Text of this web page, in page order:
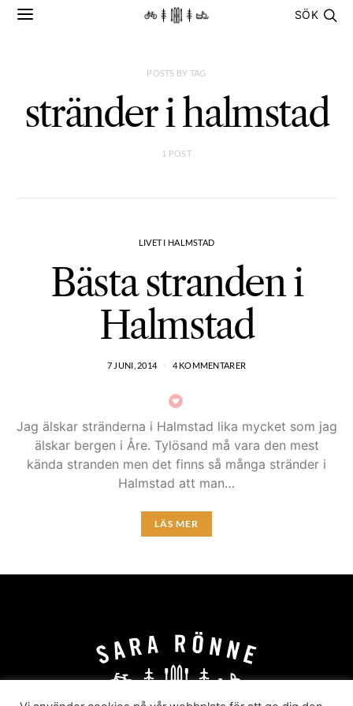
SÖK
POSTS BY TAG
stränder i halmstad
1 POST
LIVET I HALMSTAD
Bästa stranden i
Halmstad
7 JUNI, 2014 4 KOMMENTARER
Jag älskar stränderna i Halmstad lika mycket som jag
älskar bergen i Åre. Tylösand må vara den mest
kända stranden men det finns så många stränder i
Halmstad att man…
LÄS MER